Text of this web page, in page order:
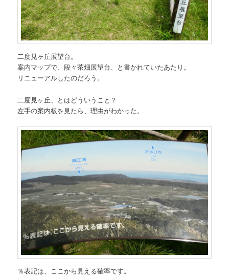
二度見ヶ丘展望台。
案内マップで、段々茶畑展望台、と書かれていたあたり。
リニューアルしたのだろう。
二度見ヶ丘、とはどういうこと？
左手の案内板を見たら、理由がわかった。
％表記は、ここから見える確率です。